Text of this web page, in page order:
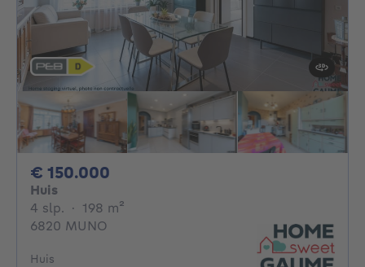
€ 150.000
Huis
4 slp. 4 slaapkamers
· 198 m²
6820 MUNO
Huis